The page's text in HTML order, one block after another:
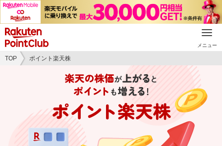
メニュー
TOP ポイント楽天株